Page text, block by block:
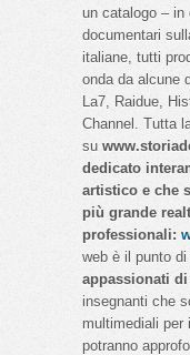
un catalogo – in
documentari
italiane, tutti
onda da alcune
La7, Raidue,
Channel. Tutta
su
dedicato
artistico e che
più grande
professionali:
web è il punto
appassionati
insegnanti che
multimediali per
potranno